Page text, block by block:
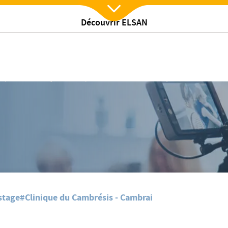
Découvrir ELSAN
Nx:Afficher menu
/Retour sur la journée de prévention santé à la Clinique du Cambrésis
#Clinique du Cambrésis - Cambrai